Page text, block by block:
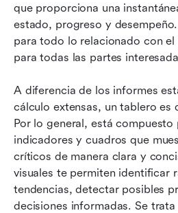
que proporciona una
estado, progreso y
para todo lo relacionado con
para todas las partes
A diferencia de los informes
cálculo extensas, un tablero es
Por lo general, está
indicadores y cuadros que
críticos de manera clara y
visuales te permiten identificar
tendencias, detectar posibles
decisiones informadas. Se